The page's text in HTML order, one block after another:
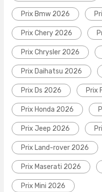
Prix Bmw 2026
Prix Chery 2026
Prix Chrysler 2026
Prix Daihatsu 2026
Prix Ds 2026 Prix
Prix Honda 2026
Prix Jeep 2026
Prix Land-rover 2026
Prix Maserati 2026
Prix Mini 2026